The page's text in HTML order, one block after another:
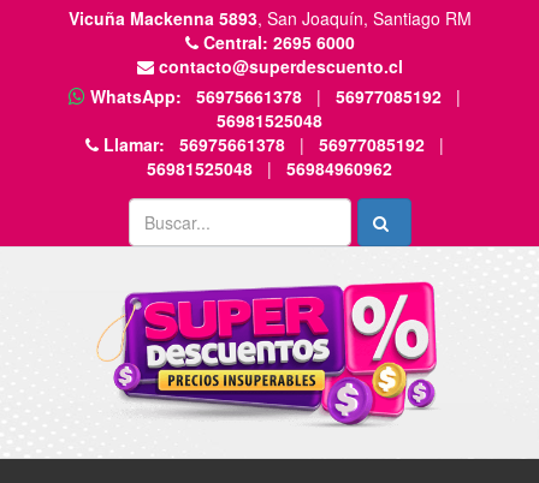
Vicuña Mackenna 5893, San Joaquín, Santiago RM
Central: 2695 6000
contacto@superdescuento.cl
WhatsApp:
56975661378 | 56977085192
|
56981525048
Llamar:
56975661378 | 56977085192
|
56981525048
| 56984960962